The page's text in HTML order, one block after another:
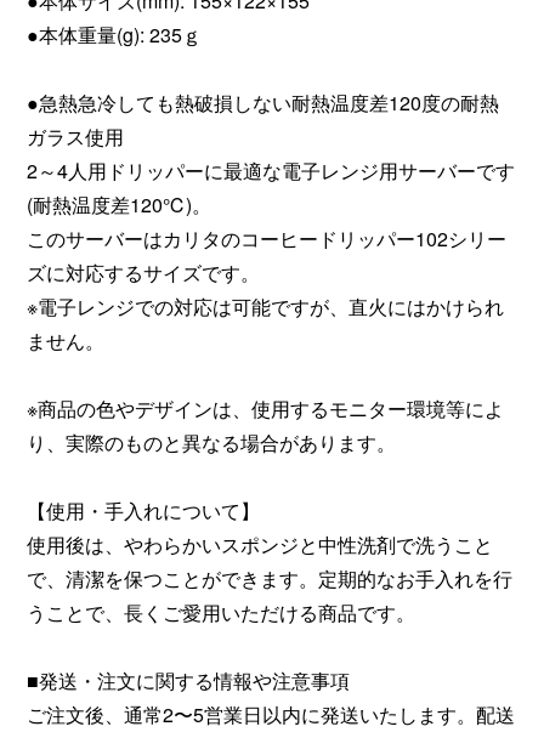
●本体重量(g): 235ｇ
●急熱急冷しても熱破損しない耐熱温度差120度の耐熱
ガラス使用
2～4人用ドリッパーに最適な電子レンジ用サーバーです
(耐熱温度差120℃)。
このサーバーはカリタのコーヒードリッパー102シリー
ズに対応するサイズです。
※電子レンジでの対応は可能ですが、直火にはかけられ
ません。
※商品の色やデザインは、使用するモニター環境等によ
り、実際のものと異なる場合があります。
【使用・手入れについて】
使用後は、やわらかいスポンジと中性洗剤で洗うこと
で、清潔を保つことができます。定期的なお手入れを行
うことで、長くご愛用いただける商品です。
■発送・注文に関する情報や注意事項
ご注文後、通常2〜5営業日以内に発送いたします。配送